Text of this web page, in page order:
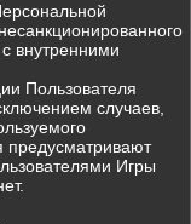
внутренними
Пользователя
случаев,
предусматривают
Игры